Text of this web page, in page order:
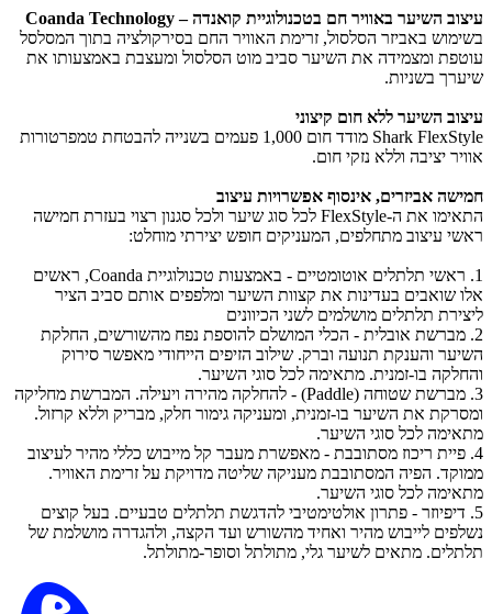
עיצוב השיער באוויר חם בטכנולוגיית קואנדה – Coanda Technology
בשימוש באביזר הסלסול, זרימת האוויר החם בסירקולציה בתוך המסלסל
עוטפת ומצמידה את השיער סביב מוט הסלסול ומעצבת באמצעותו את
שיערך בשניות.
עיצוב השיער ללא חום קיצוני
Shark FlexStyle מודד חום 1,000 פעמים בשנייה להבטחת טמפרטורות
אוויר יציבה וללא נזקי חום.
חמישה אביזרים, אינסוף אפשרויות עיצוב
התאימו את ה-FlexStyle לכל סוג שיער ולכל סגנון רצוי בעזרת חמישה
ראשי עיצוב מתחלפים, המעניקים חופש יצירתי מוחלט:
1. ראשי תלתלים אוטומטיים - באמצעות טכנולוגיית Coanda, ראשים
אלו שואבים בעדינות את קצוות השיער ומלפפים אותם סביב הציר
ליצירת תלתלים מושלמים לשני הכיוונים
2. מברשת אובלית - הכלי המושלם להוספת נפח מהשורשים, החלקת
השיער והענקת תנועה וברק. שילוב הזיפים הייחודי מאפשר סירוק
והחלקה בו-זמנית. מתאימה לכל סוגי השיער.
3. מברשת שטוחה (Paddle) - להחלקה מהירה ויעילה. המברשת מחליקה
ומסרקת את השיער בו-זמנית, ומעניקה גימור חלק, מבריק וללא קרזול.
מתאימה לכל סוגי השיער.
4. פיית ריכוז מסתובבת - מאפשרת מעבר קל מייבוש כללי מהיר לעיצוב
ממוקד. הפיה המסתובבת מעניקה שליטה מדויקת על זרימת האוויר.
מתאימה לכל סוגי השיער.
5. דיפיוזר - פתרון אולטימטיבי להדגשת תלתלים טבעיים. בעל קוצים
נשלפים לייבוש מהיר ואחיד מהשורש ועד הקצה, ולהגדרה מושלמת של
תלתלים. מתאים לשיער גלי, מתולתל וסופר-מתולתל.